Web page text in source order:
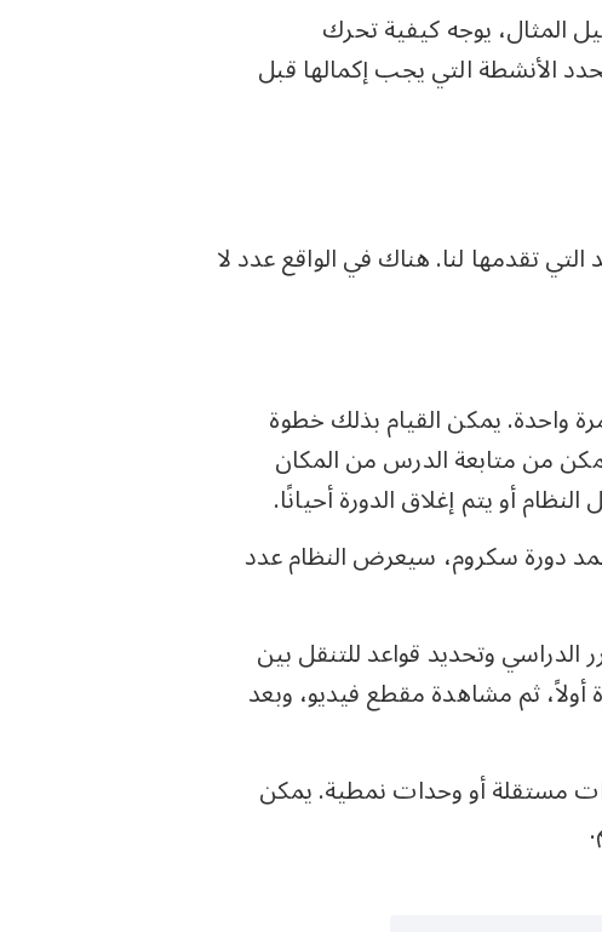
المثال، يوجه كيفية تحرك
الأنشطة التي يجب إكمالها قبل
تقدمها لنا. هناك في الواقع عدد لا
واحدة. يمكن القيام بذلك خطوة
وبعد ذلك يتمكن من متابعة الدرس من المكان
أو يتم إغلاق الدورة أحيانًا.
دورة سكروم، سيعرض النظام عدد
وتحديد قواعد للتنقل بين
ثم مشاهدة مقطع فيديو، وبعد
مستقلة أو وحدات نمطية. يمكن